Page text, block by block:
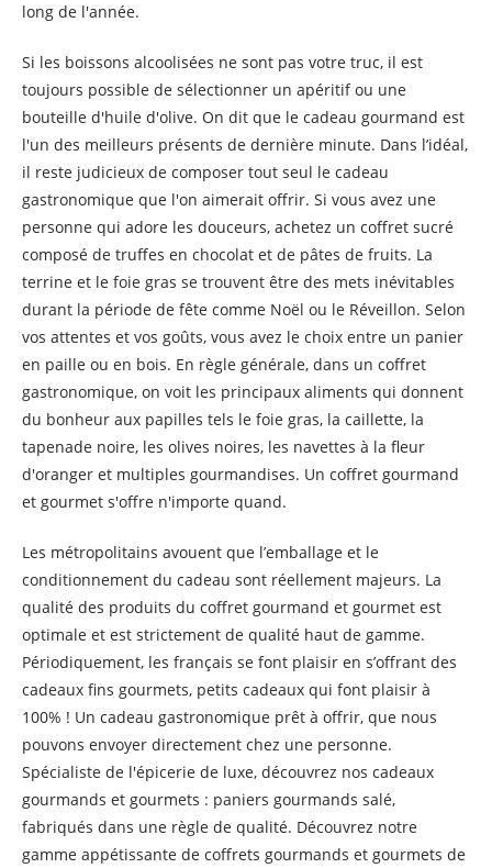
long de l'année.
Si les boissons alcoolisées ne sont pas votre truc, il est
toujours possible de sélectionner un apéritif ou une
bouteille d'huile d'olive. On dit que le cadeau gourmand est
l'un des meilleurs présents de dernière minute. Dans l’idéal,
il reste judicieux de composer tout seul le cadeau
gastronomique que l'on aimerait offrir. Si vous avez une
personne qui adore les douceurs, achetez un coffret sucré
composé de truffes en chocolat et de pâtes de fruits. La
terrine et le foie gras se trouvent être des mets inévitables
durant la période de fête comme Noël ou le Réveillon. Selon
vos attentes et vos goûts, vous avez le choix entre un panier
en paille ou en bois. En règle générale, dans un coffret
gastronomique, on voit les principaux aliments qui donnent
du bonheur aux papilles tels le foie gras, la caillette, la
tapenade noire, les olives noires, les navettes à la fleur
d'oranger et multiples gourmandises. Un coffret gourmand
et gourmet s'offre n'importe quand.
Les métropolitains avouent que l’emballage et le
conditionnement du cadeau sont réellement majeurs. La
qualité des produits du coffret gourmand et gourmet est
optimale et est strictement de qualité haut de gamme.
Périodiquement, les français se font plaisir en s’offrant des
cadeaux fins gourmets, petits cadeaux qui font plaisir à
100% ! Un cadeau gastronomique prêt à offrir, que nous
pouvons envoyer directement chez une personne.
Spécialiste de l'épicerie de luxe, découvrez nos cadeaux
gourmands et gourmets : paniers gourmands salé,
fabriqués dans une règle de qualité. Découvrez notre
gamme appétissante de coffrets gourmands et gourmets de